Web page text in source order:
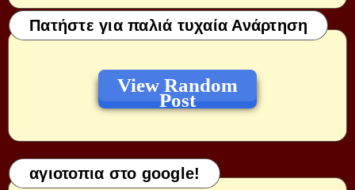
Πατήστε για παλιά τυχαία Ανάρτηση
View Random
Post
αγιοτοπια στο google!